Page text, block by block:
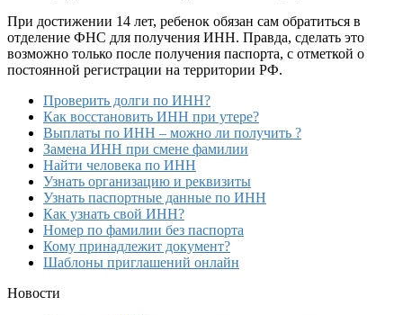
При достижении 14 лет, ребенок обязан сам обратиться в
отделение ФНС для получения ИНН. Правда, сделать это
возможно только после получения паспорта, с отметкой о
постоянной регистрации на территории РФ.
Проверить долги по ИНН?
Как восстановить ИНН при утере?
Выплаты по ИНН – можно ли получить ?
Замена ИНН при смене фамилии
Найти человека по ИНН
Узнать организацию и реквизиты
Узнать паспортные данные по ИНН
Как узнать свой ИНН?
Номер по фамилии без паспорта
Кому принадлежит документ?
Шаблоны приглашений онлайн
Новости